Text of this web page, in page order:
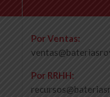
Por Ventas:
Por RRHH: